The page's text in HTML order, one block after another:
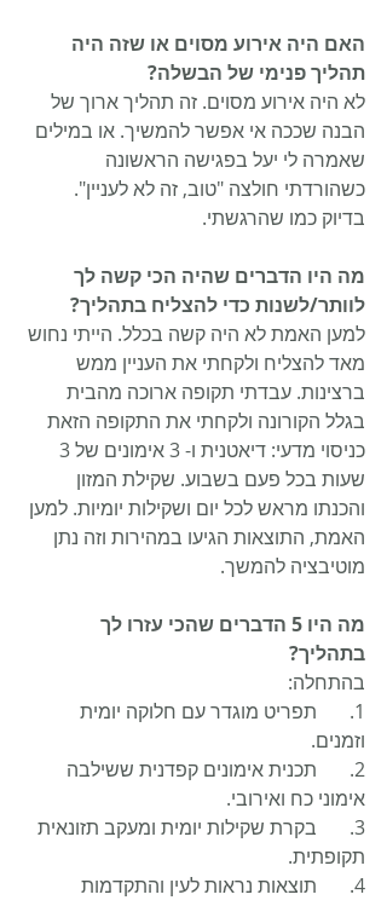
האם היה אירוע מסוים או שזה היה
תהליך פנימי של הבשלה?
לא היה אירוע מסוים. זה תהליך ארוך של
הבנה שככה אי אפשר להמשיך. או במילים
שאמרה לי יעל בפגישה הראשונה
כשהורדתי חולצה "טוב, זה לא לעניין".
בדיוק כמו שהרגשתי.
מה היו הדברים שהיה הכי קשה לך
לוותר/לשנות כדי להצליח בתהליך?
למען האמת לא היה קשה בכלל. הייתי נחוש
מאד להצליח ולקחתי את העניין ממש
ברצינות. עבדתי תקופה ארוכה מהבית
בגלל הקורונה ולקחתי את התקופה הזאת
שעות בכל פעם בשבוע. שקילת המזון
והכנתו מראש לכל יום ושקילות יומיות. למען
האמת, התוצאות הגיעו במהירות וזה נתן
מוטיבציה להמשך.
מה היו 5 הדברים שהכי עזרו לך
בתהליך?
בהתחלה:
1.	תפריט מוגדר עם חלוקה יומית
וזמנים.
2.	תכנית אימונים קפדנית ששילבה
אימוני כח ואירובי.
3.	בקרת שקילות יומית ומעקב תזונאית
תקופתית.
4.	תוצאות נראות לעין והתקדמות